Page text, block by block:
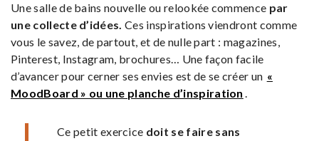
Une salle de bains nouvelle ou relookée commence par
une collecte d’idées.Ces inspirations viendront comme
vous le savez, de partout, et de nulle part : magazines,
Pinterest, Instagram, brochures… Une façon facile
d’avancer pour cerner ses envies est de se créer un «
MoodBoard » ou une planche d’inspiration .
Ce petit exercice doit se faire sans